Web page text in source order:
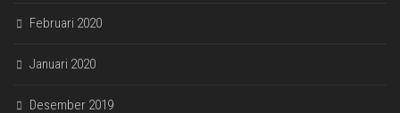
Februari 2020
Januari 2020
Desember 2019